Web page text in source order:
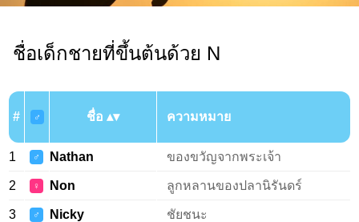
ชื่อเด็กชายที่ขึ้นต้นด้วย N
# ♂ ชื่อ ความหมาย
1 ♂ Nathan ของขวัญจากพระเจ้า
2 ♀ Non ลูกหลานของปลานิรันดร์
3 ♂ Nicky ชัยชนะ